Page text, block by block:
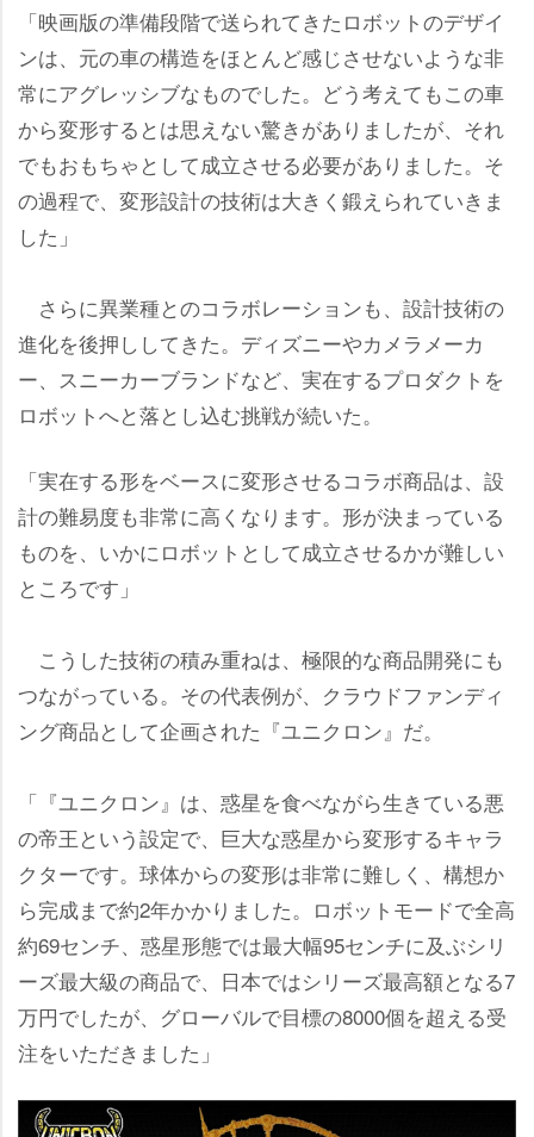
「映画版の準備段階で送られてきたロボットのデザイ
ンは、元の車の構造をほとんど感じさせないような非
常にアグレッシブなものでした。どう考えてもこの車
から変形するとは思えない驚きがありましたが、それ
でもおもちゃとして成立させる必要がありました。そ
の過程で、変形設計の技術は大きく鍛えられていきま
した」
さらに異業種とのコラボレーションも、設計技術の
進化を後押ししてきた。ディズニーやカメラメーカ
ー、スニーカーブランドなど、実在するプロダクトを
ロボットへと落とし込む挑戦が続いた。
「実在する形をベースに変形させるコラボ商品は、設
計の難易度も非常に高くなります。形が決まっている
ものを、いかにロボットとして成立させるかが難しい
ところです」
こうした技術の積み重ねは、極限的な商品開発にも
つながっている。その代表例が、クラウドファンディ
ング商品として企画された『ユニクロン』だ。
「『ユニクロン』は、惑星を食べながら生きている悪
の帝王という設定で、巨大な惑星から変形するキャラ
クターです。球体からの変形は非常に難しく、構想か
ら完成まで約2年かかりました。ロボットモードで全高
約69センチ、惑星形態では最大幅95センチに及ぶシリ
ーズ最大級の商品で、日本ではシリーズ最高額となる7
万円でしたが、グローバルで目標の8000個を超える受
注をいただきました」